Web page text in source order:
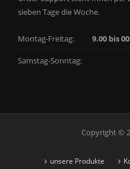
sieben Tage die Woche.
Montag-Freitag: 9.00 bis
Samstag-Sonntag:
Copyright ©
unsere Produkte